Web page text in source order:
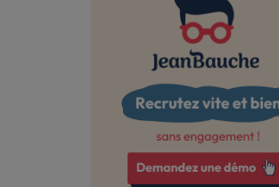
Charente
Charente-Maritime
Corrèze